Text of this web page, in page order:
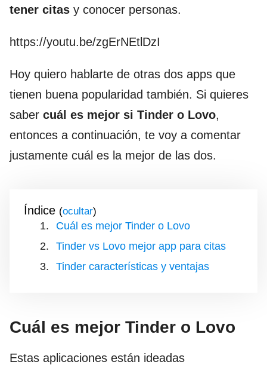
tener citas y conocer personas.
https://youtu.be/zgErNEtlDzI
Hoy quiero hablarte de otras dos apps que
tienen buena popularidad también. Si quieres
saber cuál es mejor si Tinder o Lovo,
entonces a continuación, te voy a comentar
justamente cuál es la mejor de las dos.
Índice ( )
Cuál es mejor Tinder o Lovo
Tinder vs Lovo mejor app para citas
Tinder características y ventajas
Cuál es mejor Tinder o Lovo
Estas aplicaciones están ideadas